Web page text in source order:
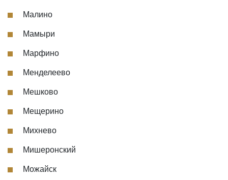
Малино
Мамыри
Марфино
Менделеево
Мешково
Мещерино
Михнево
Мишеронский
Можайск